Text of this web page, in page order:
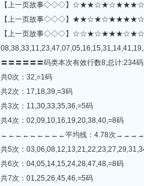
【上一页故事◇◇◇】
【上一页故事◇◇◇】
【上一页故事◇◇◇】
〓〓〓〓〓〓码类本次有效行数8;总计:234
共0次：32,=1码
共2次：17,18,39,=3码
共3次：11,30,33,35,36,=5码
共4次：02,09,10,16,19,20,38,40,=8码
←←←←←←←←←平均线：4.78次
共5次：
共6次：04,05,14,15,24,28,47,48,=8码
共7次：01,25,26,45,46,=5码